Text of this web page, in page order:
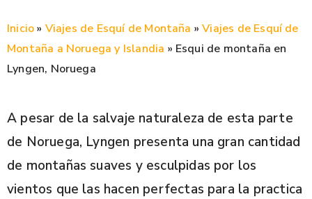
Inicio» Viajes de Esquí de Montaña »Viajes de Esquí de
Montaña a Noruega y Islandia » Esqui de montaña en
Lyngen, Noruega
A pesar de la salvaje naturaleza de esta parte
de Noruega, Lyngen presenta una gran cantidad
de montañas suaves y esculpidas por los
vientos que las hacen perfectas para la practica